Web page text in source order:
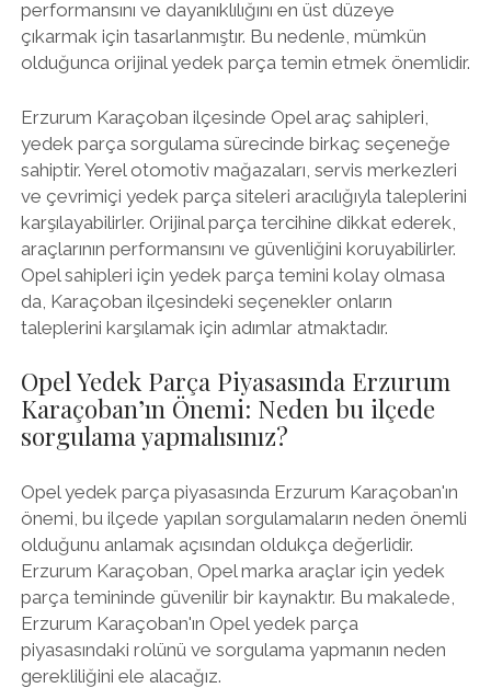
performansını ve dayanıklılığını en üst düzeye
çıkarmak için tasarlanmıştır. Bu nedenle, mümkün
olduğunca orijinal yedek parça temin etmek önemlidir.
Erzurum Karaçoban ilçesinde Opel araç sahipleri,
yedek parça sorgulama sürecinde birkaç seçeneğe
sahiptir. Yerel otomotiv mağazaları, servis merkezleri
ve çevrimiçi yedek parça siteleri aracılığıyla taleplerini
karşılayabilirler. Orijinal parça tercihine dikkat ederek,
araçlarının performansını ve güvenliğini koruyabilirler.
Opel sahipleri için yedek parça temini kolay olmasa
da, Karaçoban ilçesindeki seçenekler onların
taleplerini karşılamak için adımlar atmaktadır.
Opel Yedek Parça Piyasasında Erzurum
Karaçoban’ın Önemi: Neden bu ilçede
sorgulama yapmalısınız?
Opel yedek parça piyasasında Erzurum Karaçoban'ın
önemi, bu ilçede yapılan sorgulamaların neden önemli
olduğunu anlamak açısından oldukça değerlidir.
Erzurum Karaçoban, Opel marka araçlar için yedek
parça temininde güvenilir bir kaynaktır. Bu makalede,
Erzurum Karaçoban'ın Opel yedek parça
piyasasındaki rolünü ve sorgulama yapmanın neden
gerekliliğini ele alacağız.